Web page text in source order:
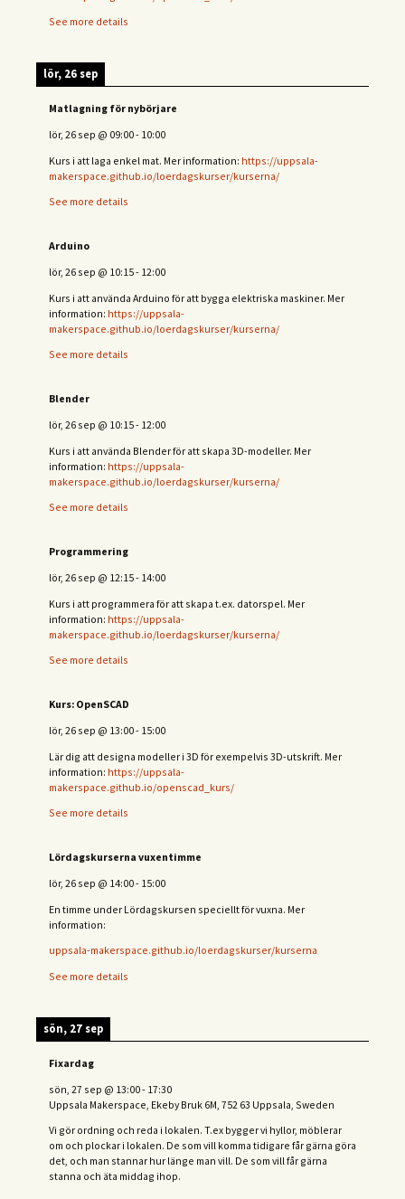
See more details
lör, 26 sep
Matlagning för nybörjare
lör, 26 sep @ 09:00- 10:00
Kurs i att laga enkel mat. Mer information: https://uppsala-
makerspace.github.io/loerdagskurser/kurserna/
See more details
Arduino
lör, 26 sep @ 10:15- 12:00
Kurs i att använda Arduino för att bygga elektriska maskiner. Mer
information: https://uppsala-
makerspace.github.io/loerdagskurser/kurserna/
See more details
Blender
lör, 26 sep @ 10:15- 12:00
Kurs i att använda Blender för att skapa 3D-modeller. Mer
information: https://uppsala-
makerspace.github.io/loerdagskurser/kurserna/
See more details
Programmering
lör, 26 sep @ 12:15- 14:00
Kurs i att programmera för att skapa t.ex. datorspel. Mer
information: https://uppsala-
makerspace.github.io/loerdagskurser/kurserna/
See more details
Kurs: OpenSCAD
lör, 26 sep @ 13:00- 15:00
Lär dig att designa modeller i 3D för exempelvis 3D-utskrift. Mer
information: https://uppsala-
makerspace.github.io/openscad_kurs/
See more details
Lördagskurserna vuxentimme
lör, 26 sep @ 14:00- 15:00
En timme under Lördagskursen speciellt för vuxna. Mer
information:
uppsala-makerspace.github.io/loerdagskurser/kurserna
See more details
sön, 27 sep
Fixardag
sön, 27 sep @ 13:00- 17:30
Uppsala Makerspace, Ekeby Bruk 6M, 752 63 Uppsala, Sweden
Vi gör ordning och reda i lokalen. T.ex bygger vi hyllor, möblerar
om och plockar i lokalen. De som vill komma tidigare får gärna göra
det, och man stannar hur länge man vill. De som vill får gärna
stanna och äta middag ihop.